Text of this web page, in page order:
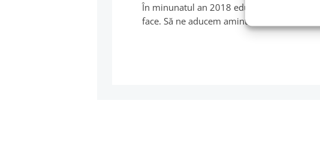
În minunatul an 2018 educaţia sexuală la
face. Să ne aducem aminte…